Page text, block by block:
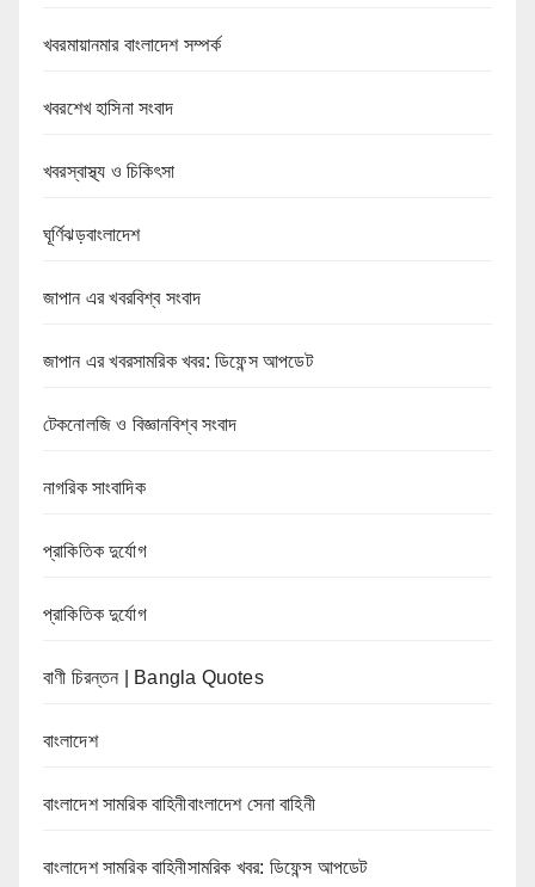
খবরমায়ানমার বাংলাদেশ সম্পর্ক
খবরশেখ হাসিনা সংবাদ
খবরস্বাস্থ্য ও চিকিৎসা
ঘূর্ণিঝড়বাংলাদেশ
জাপান এর খবরবিশ্ব সংবাদ
জাপান এর খবরসামরিক খবর: ডিফেন্স আপডেট
টেকনোলজি ও বিজ্ঞানবিশ্ব সংবাদ
নাগরিক সাংবাদিক
প্রাকিতিক দুর্যোগ
প্রাকিতিক দুর্যোগ
বাণী চিরন্তন | Bangla Quotes
বাংলাদেশ
বাংলাদেশ সামরিক বাহিনীবাংলাদেশ সেনা বাহিনী
বাংলাদেশ সামরিক বাহিনীসামরিক খবর: ডিফেন্স আপডেট